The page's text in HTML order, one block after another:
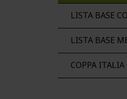
LISTA BASE CO
LISTA BASE
COPPA ITALIA